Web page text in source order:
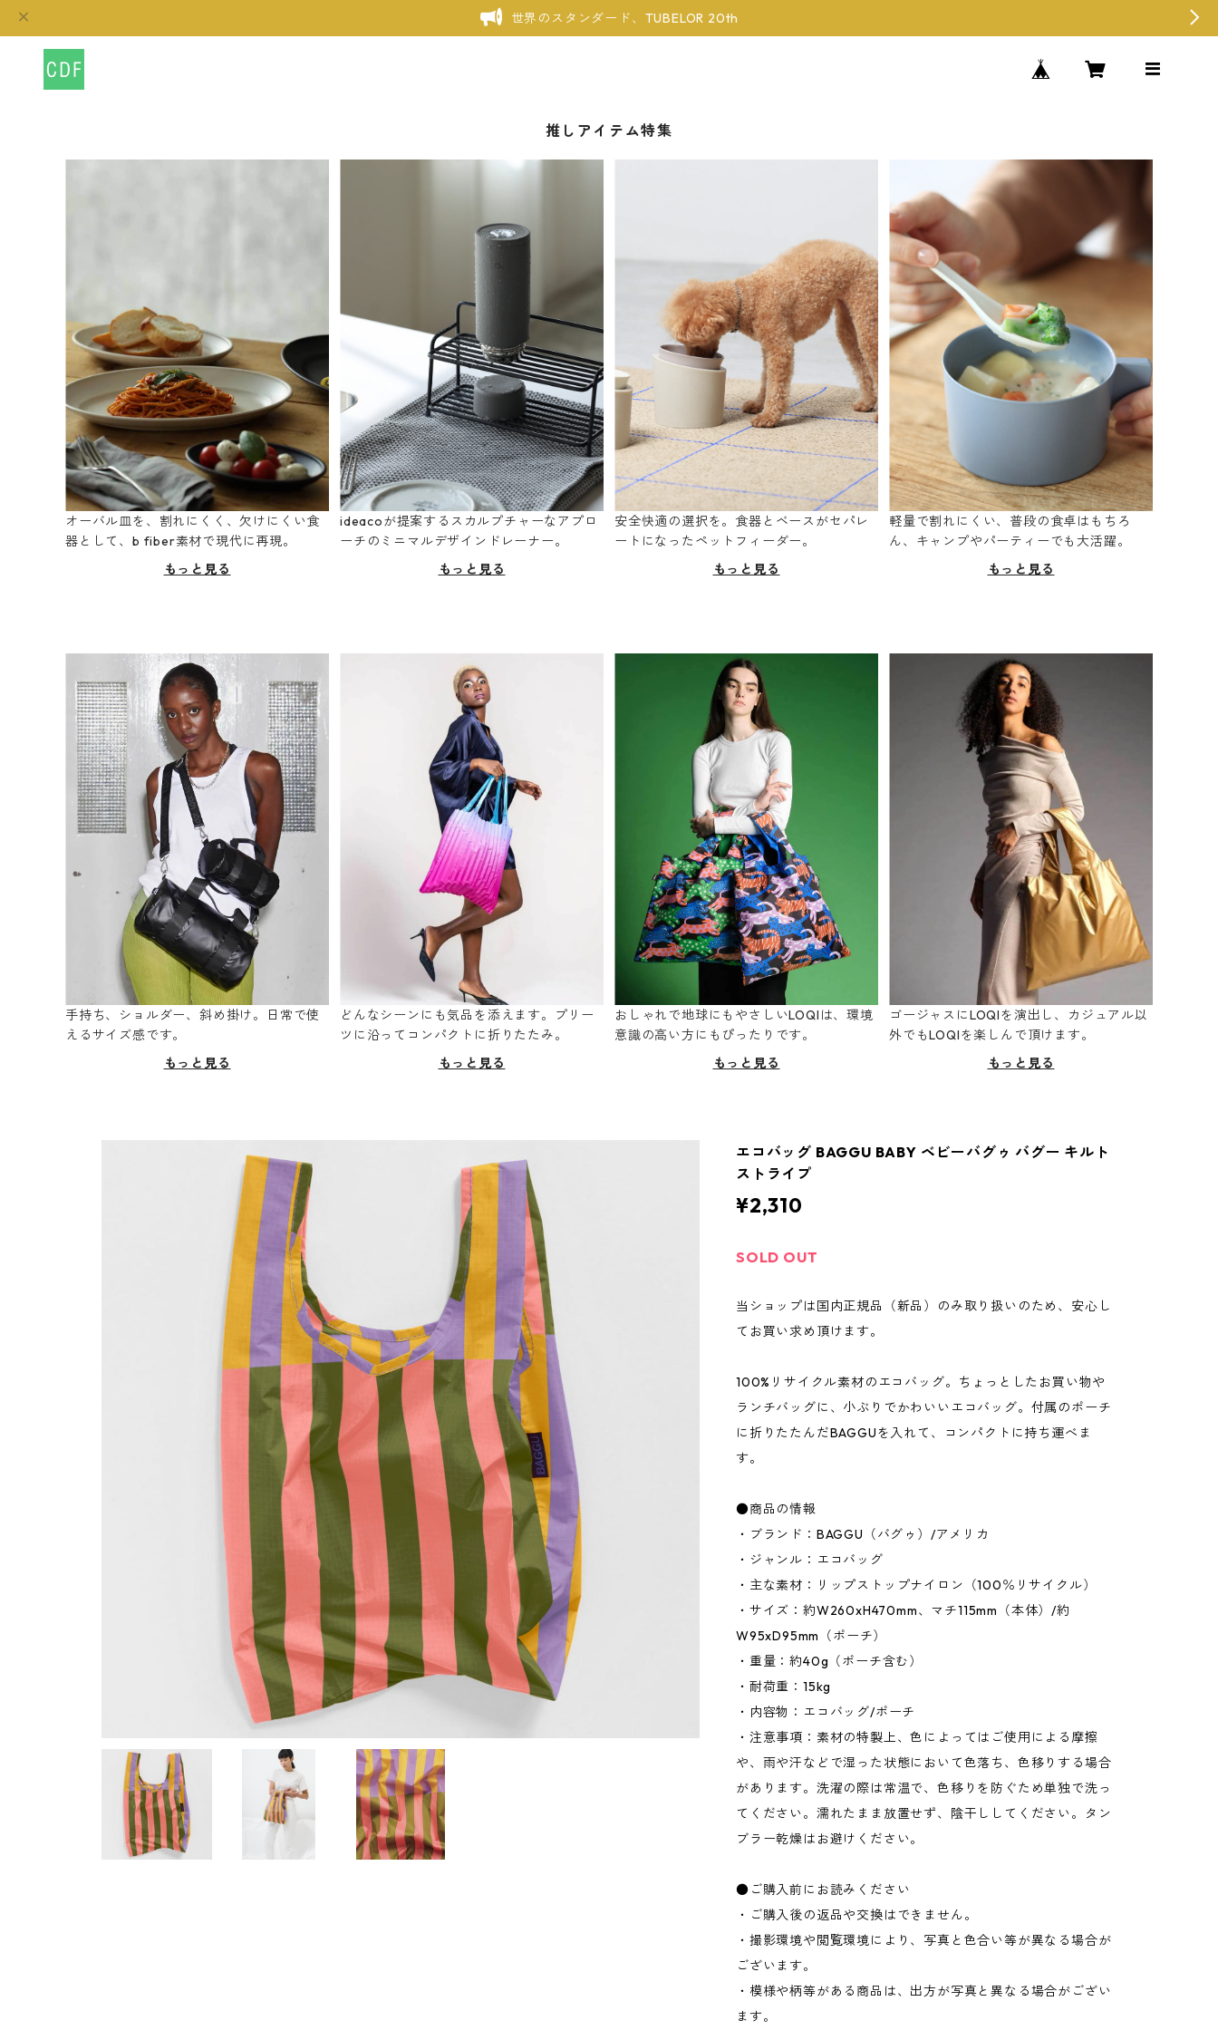
世界のスタンダード、TUBELOR 20th
推しアイテム特集
オーバル皿を、割れにくく、欠けにくい食
器として、b fiber素材で現代に再現。
もっと見る
ideacoが提案するスカルプチャーなアプロ
ーチのミニマルデザインドレーナー。
もっと見る
安全快適の選択を。食器とベースがセパレ
ートになったペットフィーダー。
もっと見る
軽量で割れにくい、普段の食卓はもちろ
ん、キャンプやパーティーでも大活躍。
もっと見る
手持ち、ショルダー、斜め掛け。日常で使
えるサイズ感です。
もっと見る
どんなシーンにも気品を添えます。プリー
ツに沿ってコンパクトに折りたたみ。
もっと見る
おしゃれで地球にもやさしいLOQIは、環境
意識の高い方にもぴったりです。
もっと見る
ゴージャスにLOQIを演出し、カジュアル以
外でもLOQIを楽しんで頂けます。
もっと見る
エコバッグ BAGGU BABY ベビーバグゥ バグー キルト
ストライプ
¥2,310
SOLD OUT
当ショップは国内正規品（新品）のみ取り扱いのため、安心し
てお買い求め頂けます。
100%リサイクル素材のエコバッグ。ちょっとしたお買い物や
ランチバッグに、小ぶりでかわいいエコバッグ。付属のポーチ
に折りたたんだBAGGUを入れて、コンパクトに持ち運べま
す。
●商品の情報
・ブランド：BAGGU（バグゥ）/アメリカ
・ジャンル：エコバッグ
・主な素材：リップストップナイロン（100％リサイクル）
・サイズ：約W260xH470mm、マチ115mm（本体）/約
W95xD95mm（ポーチ）
・重量：約40g（ポーチ含む）
・耐荷重：15kg
・内容物：エコバッグ/ポーチ
・注意事項：素材の特製上、色によってはご使用による摩擦
や、雨や汗などで湿った状態において色落ち、色移りする場合
があります。洗濯の際は常温で、色移りを防ぐため単独で洗っ
てください。濡れたまま放置せず、陰干ししてください。タン
ブラー乾燥はお避けください。
●ご購入前にお読みください
・ご購入後の返品や交換はできません。
・撮影環境や閲覧環境により、写真と色合い等が異なる場合が
ございます。
・模様や柄等がある商品は、出方が写真と異なる場合がござい
ます。